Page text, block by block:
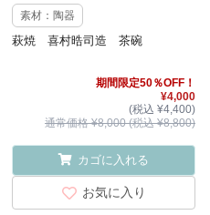
素材：陶器
萩焼 喜村晧司造 茶碗
期間限定50％OFF！
¥4,000
(税込 ¥4,400)
通常価格 ¥8,000 (税込 ¥8,800)
カゴに入れる
お気に入り